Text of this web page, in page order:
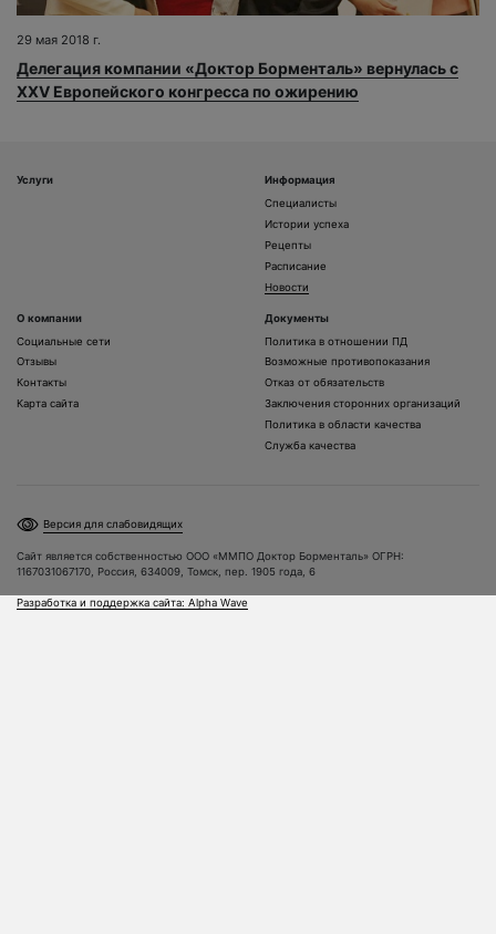
29 мая 2018 г.
Делегация компании «Доктор Борменталь» вернулась с
XXV Европейского конгресса по ожирению
Услуги
Информация
Специалисты
Истории успеха
Рецепты
Расписание
Новости
О компании
Социальные сети
Отзывы
Контакты
Карта сайта
Документы
Политика в отношении ПД
Возможные противопоказания
Отказ от обязательств
Заключения сторонних организаций
Политика в области качества
Служба качества
Версия для слабовидящих
Сайт является собственностью ООО «ММПО Доктор Борменталь» ОГРН:
1167031067170, Россия, 634009, Томск, пер. 1905 года, 6
Разработка и поддержка сайта: Alpha Wave